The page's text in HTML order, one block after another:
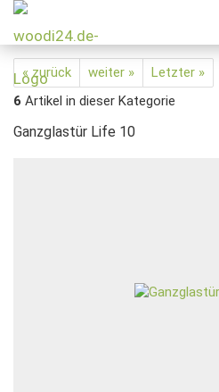
« zurück weiter »
Letzter »
6 Artikel in dieser Kategorie
Ganzglastür Life 10